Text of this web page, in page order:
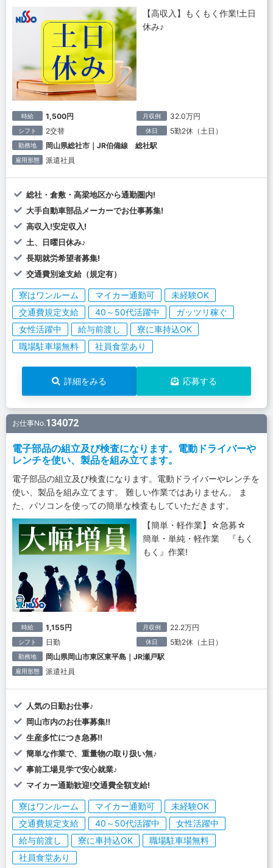
【高収入】もくもく作業!土日
休み♪
時給 1,500円 月収例 32.0万円
シフト 2交替 休日 5勤2休（土日）
勤務地 岡山県総社市｜JR伯備線 総社駅
雇用形態 派遣社員
総社・倉敷・高梁地区から通勤圏内!
大手自動車部品メーカーでお仕事募集!
高収入!安定収入!
土、日曜日休み♪
長期就労希望者募集!
交通費別途支給（規定有）
寮はワンルーム マイカー通勤可
未経験OK
交通費規定支給
40～50代活躍中
ガッツリ稼ぐ
女性活躍中
給与前渡し
寮に車持込OK
職場駐車場無料
社員食堂あり
詳細をみる 応募する
お仕事No.134072
電子部品の組立及び検査になります。電動ドライバーや
レンチを使い、製品を組み立てます。
電子部品の組立及び検査になります。電動ドライバーやレンチを
使い、製品を組み立てます。 難しい作業ではありません。 ま
た、パソコンを使っての簡単な検査もしていただきます。
【簡単・軽作業】☆急募☆
簡単・単純・軽作業 『もく
もく』作業!
時給 1,155円 月収例 22.2万円
シフト 日勤 休日 5勤2休（土日）
勤務地 岡山県岡山市東区東平島｜JR瀬戸駅
雇用形態 派遣社員
人気の日勤お仕事♪
岡山市内のお仕事募集!!
生産多忙につき急募!!
簡単な作業で、重量物の取り扱い無♪
事前工場見学で安心就業♪
マイカー通勤歓迎!交通費全額支給!
寮はワンルーム マイカー通勤可
未経験OK
交通費規定支給
40～50代活躍中
女性活躍中
給与前渡し
寮に車持込OK
職場駐車場無料
社員食堂あり